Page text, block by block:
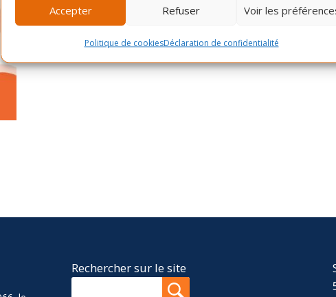
Accepter Refuser Voir les
Politique de cookiesDéclaration de confidentialité
Rechercher sur le site